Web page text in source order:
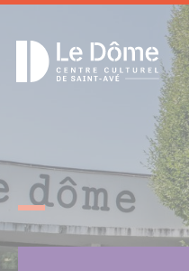
Cookies management panel